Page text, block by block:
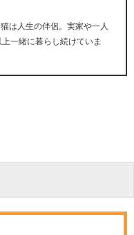
は人生の伴侶。実家や一人
一緒に暮らし続けていま